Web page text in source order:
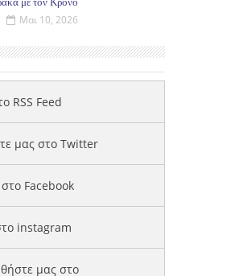
Μαι 10, 2026
RSS Feed
μας στο Twitter
Facebook
instagram
μας στο